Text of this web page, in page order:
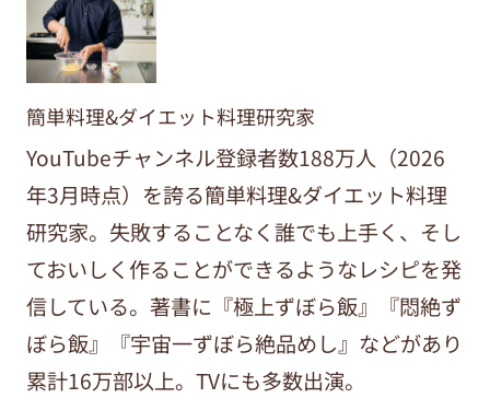
簡単料理&ダイエット料理研究家
YouTubeチャンネル登録者数188万人（2026
年3月時点）を誇る簡単料理&ダイエット料理
研究家。失敗することなく誰でも上手く、そし
ておいしく作ることができるようなレシピを発
信している。著書に『極上ずぼら飯』『悶絶ず
ぼら飯』『宇宙一ずぼら絶品めし』などがあり
累計16万部以上。TVにも多数出演。